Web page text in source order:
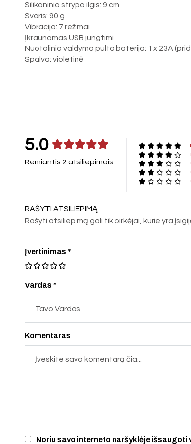
Silikoninio strypo ilgis: 9 cm
Svoris: 90 g
Vibracija: 7 režimai
Įkraunamas USB jungtimi
Nuotolinio valdymo pulto baterija: 1 x 23A
Spalva: violetinė
5.0
Remiantis 2 atsiliepimais
RAŠYTI ATSILIEPIMĄ
Rašyti atsiliepimą gali tik pirkėjai, kurie yra
Vardas *
Noriu savo interneto naršyklėje išsaugoti
Įvertinimas*
Komentaras